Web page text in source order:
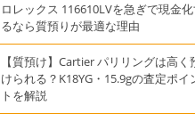
ロレックス 116610LVを急ぎで現金
るなら質預りが最適な理由
【質預け】Cartier パリリングは高く
けられる？K18YG・15.9gの査定ポイ
トを解説